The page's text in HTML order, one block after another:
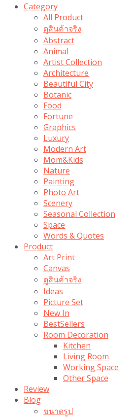
Category
All Product
ดูสินค้าจริง
Abstract
Animal
Artist Collection
Architecture
Beautiful City
Botanic
Food
Fortune
Graphics
Luxury
Modern Art
Mom&Kids
Nature
Painting
Photo Art
Scenery
Seasonal Collection
Space
Words & Quotes
Product
Art Print
Canvas
ดูสินค้าจริง
Ideas
Picture Set
New In
BestSellers
Room Decoration
Kitchen
Living Room
Working Space
Other Space
Review
Blog
ขนาดรูป